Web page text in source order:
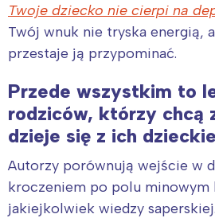
Twoje dziecko nie cierpi na
Twój wnuk nie tryska energią,
przestaje ją przypominać.
Przede wszystkim to
rodziców, którzy chcą
dzieje się z ich
Autorzy porównują wejście w
kroczeniem po polu minowym
jakiejkolwiek wiedzy